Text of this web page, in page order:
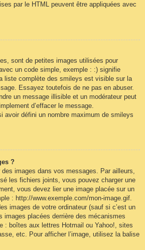
par le HTML peuvent être appliquées avec
sont de petites images utilisées pour
un code simple, exemple : :) signifie
liste complète des smileys est visible sur la
Essayez toutefois de ne pas en abuser.
un message illisible et un modérateur peut
d’effacer le message.
avoir défini un nombre maximum de smileys
?
images dans vos messages. Par ailleurs,
les fichiers joints, vous pouvez charger une
vous devez lier une image placée sur un
: http://www.exemple.com/mon-image.gif.
images de votre ordinateur (sauf si c’est un
images placées derrière des mécanismes
: boîtes aux lettres Hotmail ou Yahoo!, sites
etc. Pour afficher l’image, utilisez la balise